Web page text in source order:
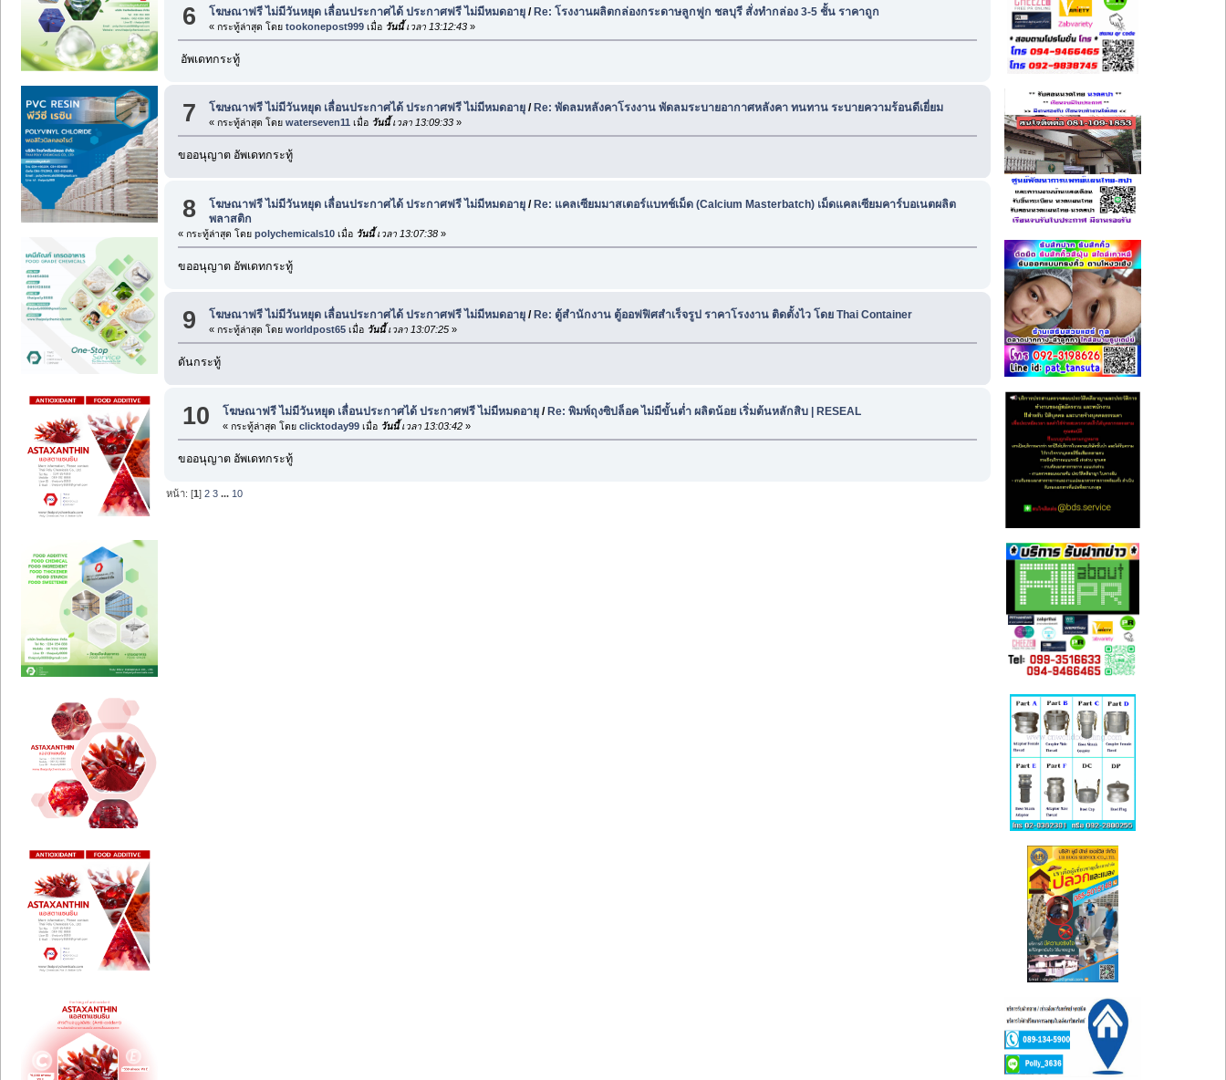
6 โฆษณาฟรี ไม่มีวันหยุด เลื่อนประกาศได้ ประกาศฟรี ไม่มีหมดอายุ /Re: โรงงานผลิตกล่องกระดาษลูกฟูก ชลบุรี สั่งทำกล่อง 3-5 ชั้น ราคาถูก
« กระทู้ล่าสุด โดยtookonepost999 เมื่อ วันนี้เวลา 13:12:43 »
อัพเดทกระทู้
7 โฆษณาฟรี ไม่มีวันหยุด เลื่อนประกาศได้ ประกาศฟรี ไม่มีหมดอายุ / Re: พัดลมหลังคาโรงงาน พัดลมระบายอากาศหลังคา ทนทาน ระบายความร้อนดีเยี่ยม
« กระทู้ล่าสุด โดยwaterseven11 เมื่อ วันนี้เวลา 13:09:33 »
ขออนุญาต อัพเดทกระทู้
8 โฆษณาฟรี ไม่มีวันหยุด เลื่อนประกาศได้ ประกาศฟรี ไม่มีหมดอายุ /Re: แคลเซียมมาสเตอร์แบทช์เม็ด (Calcium Masterbatch) เม็ดแคลเซียมคาร์บอเนตผลิต
พลาสติก
« กระทู้ล่าสุด โดย polychemicals10 เมื่อ วันนี้เวลา 13:07:38»
ขออนุญาต อัพเดทกระทู้
9 โฆษณาฟรี ไม่มีวันหยุด เลื่อนประกาศได้ ประกาศฟรี ไม่มีหมดอายุ / Re: ตู้สำนักงาน ตู้ออฟฟิศสำเร็จรูป ราคาโรงงาน ติดตั้งไว โดย Thai Container
« กระทู้ล่าสุด โดยworldpost65 เมื่อ วันนี้เวลา 13:07:25 »
ดันกระทู้
10 โฆษณาฟรี ไม่มีวันหยุด เลื่อนประกาศได้ ประกาศฟรี ไม่มีหมดอายุ /Re: พิมพ์ถุงซิปล็อค ไม่มีขั้นต่ำ ผลิตน้อย เริ่มต้นหลักสิบ | RESEAL
« กระทู้ล่าสุด โดยclicktoday99 เมื่อ วันนี้เวลา 13:03:42 »
ขออนุญาต อัพเดทกระทู้
หน้า: [1]2 3 ... 10